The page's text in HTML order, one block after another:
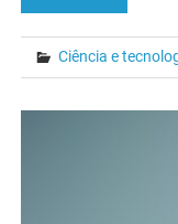
Ciência e